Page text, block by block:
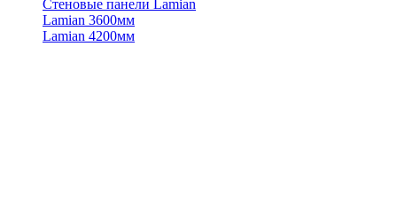
Стеновые панели Lamian
Lamian 3600мм
Lamian 4200мм